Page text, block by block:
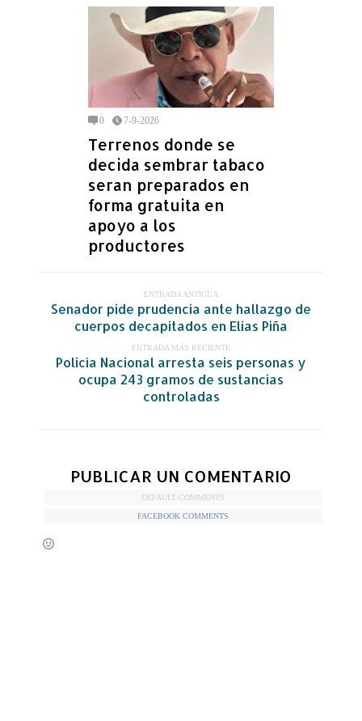
0 7-9-2026
Terrenos donde se
decida sembrar tabaco
seran preparados en
forma gratuita en
apoyo a los
productores
ENTRADA ANTIGUA
Senador pide prudencia ante hallazgo de
cuerpos decapitados en Elias Piña
ENTRADA MÁS RECIENTE
Policía Nacional arresta seis personas y
ocupa 243 gramos de sustancias
controladas
PUBLICAR UN COMENTARIO
DEFAULT COMMENTS
FACEBOOK COMMENTS